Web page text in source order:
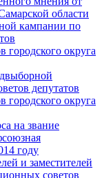
области
кампании по
городского округа
депутатов
городского округа
на звание
году
и заместителей
советов